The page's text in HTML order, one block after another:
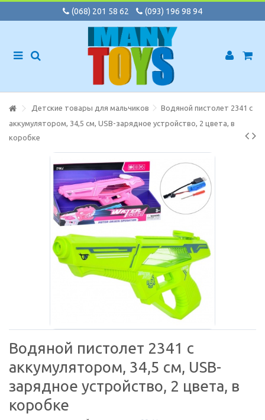
(068) 201 58 62 (093) 196 98 94
Детские товары для мальчиков
Водяной пистолет 2341 с
аккумулятором, 34,5 см, USB-зарядное устройство, 2 цвета, в
коробке
Водяной пистолет 2341 с
аккумулятором, 34,5 см, USB-
зарядное устройство, 2 цвета, в
коробке